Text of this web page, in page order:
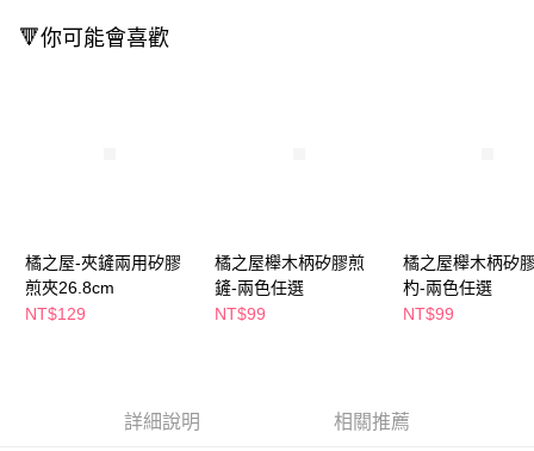
２．訂單成立數日內，您將收到繳費通知簡訊。
【注意事項】
１．透過由恩沛科技股份有限公司提供之「AFTEE先享後付」服務完成之交
易，需依本服務之必要範圍內提供個人資料，並將交易相關給付款項請求債
權轉讓予恩沛科技股份有限公司。
「AFTEE先享後付」，若未經同意申辦者引起之損失，本公司不負相關責
每筆NT$65，滿NT$390(含以上)免運費
每筆NT$65，滿NT$490(含以上)免運費
付款後7-11取貨
每筆NT$100，滿NT$790(含以上)免運費
🔻你可能會喜歡
橘之屋-夾鏟兩用矽膠
煎夾26.8cm
NT$129
橘之屋櫸木柄矽膠煎
鏟-兩色任選
NT$99
橘之屋櫸木柄矽
杓-兩色任選
NT$99
詳細說明 相關推薦